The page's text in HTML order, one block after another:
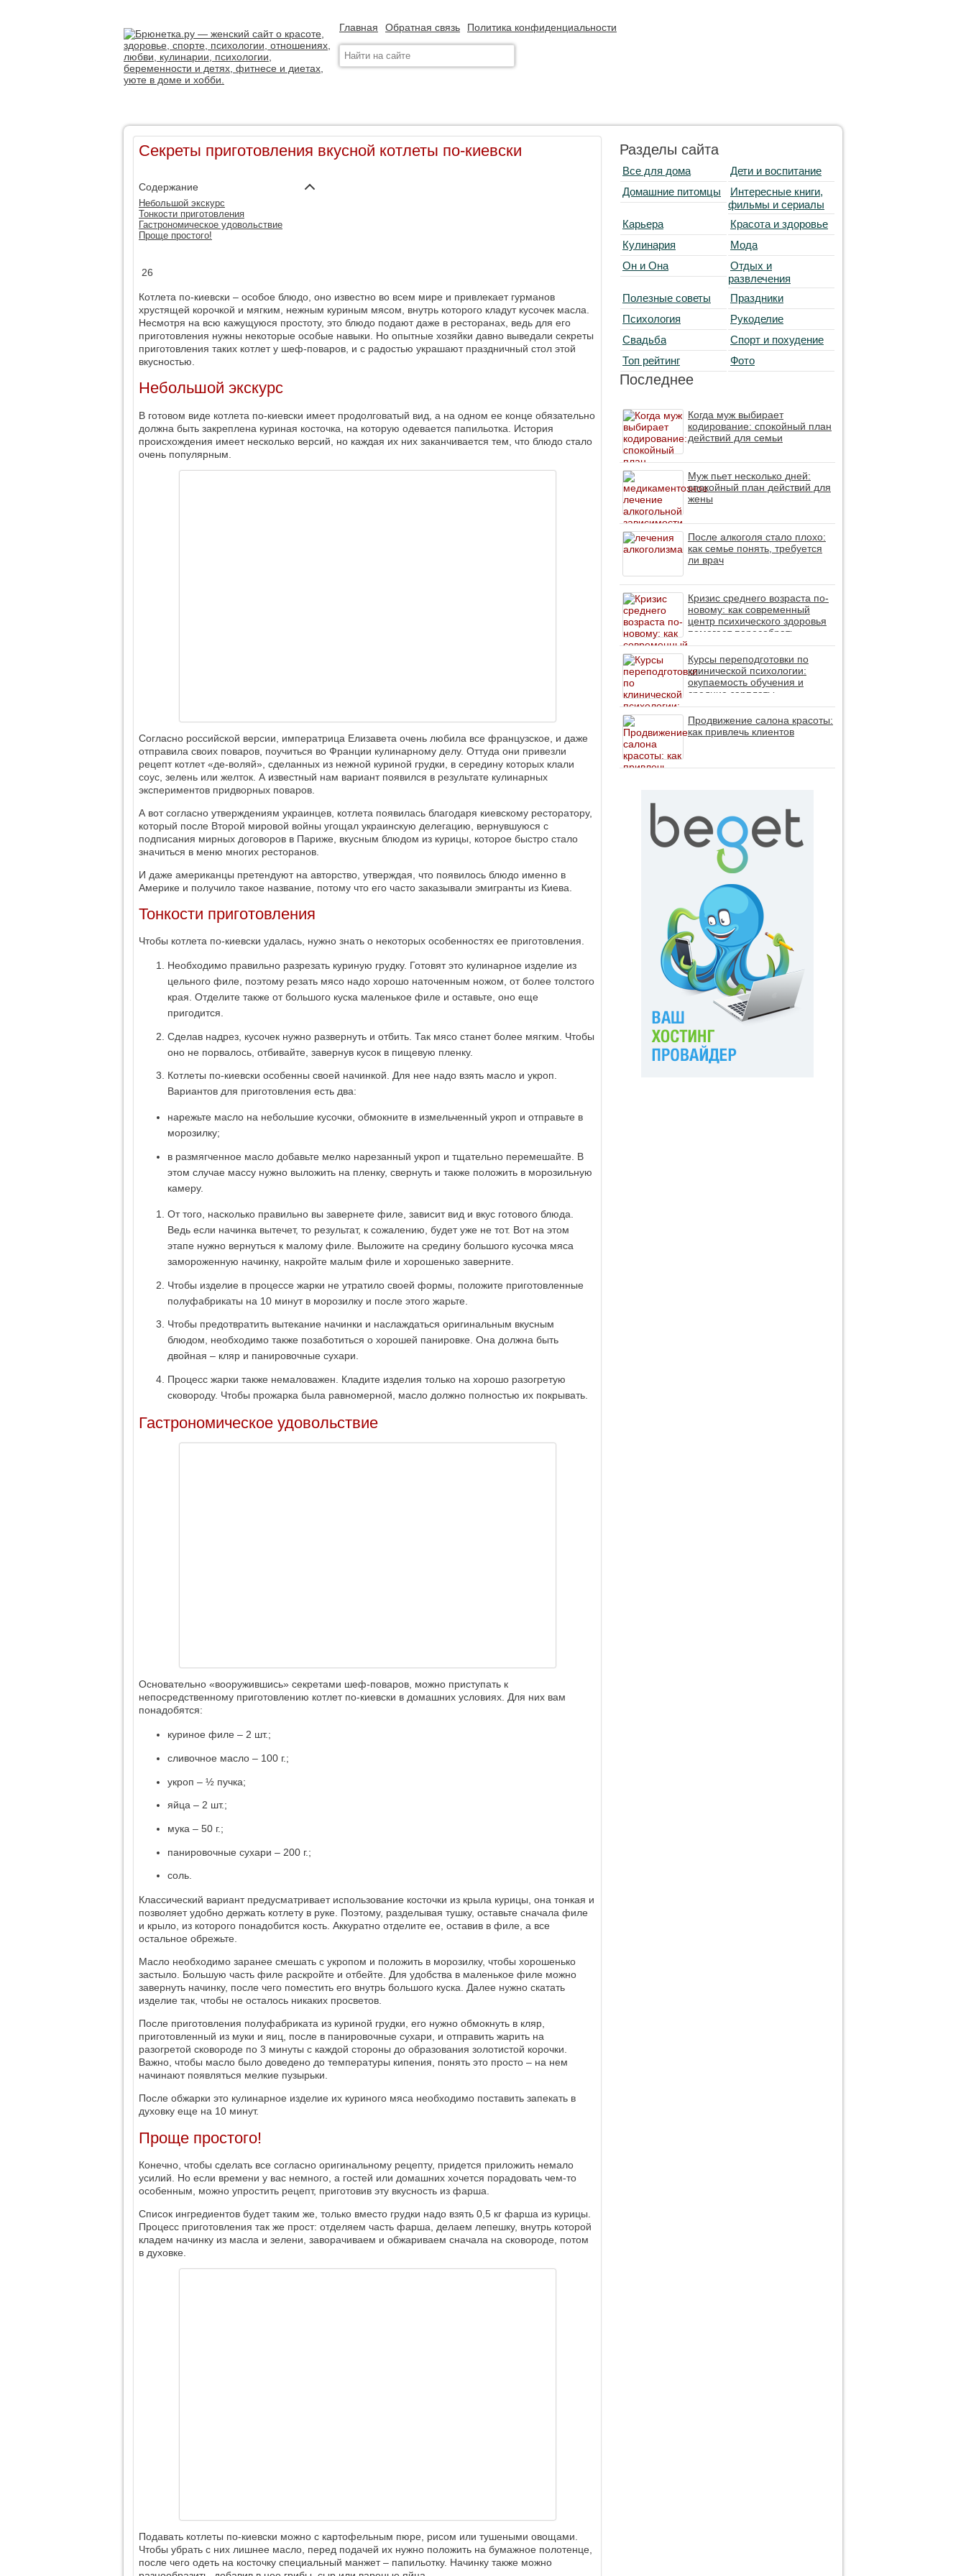
Главная Обратная связь Политика конфиденциальности
Секреты приготовления вкусной котлеты по-киевски
Содержание
Небольшой экскурс
Тонкости приготовления
Гастрономическое удовольствие
Проще простого!
26
Котлета по-киевски – особое блюдо, оно известно во всем мире и привлекает гурманов
хрустящей корочкой и мягким, нежным куриным мясом, внутрь которого кладут кусочек масла.
Несмотря на всю кажущуюся простоту, это блюдо подают даже в ресторанах, ведь для его
приготовления нужны некоторые особые навыки. Но опытные хозяйки давно выведали секреты
приготовления таких котлет у шеф-поваров, и с радостью украшают праздничный стол этой
вкусностью.
Небольшой экскурс
В готовом виде котлета по-киевски имеет продолговатый вид, а на одном ее конце обязательно
должна быть закреплена куриная косточка, на которую одевается папильотка. История
происхождения имеет несколько версий, но каждая их них заканчивается тем, что блюдо стало
очень популярным.
Согласно российской версии, императрица Елизавета очень любила все французское, и даже
отправила своих поваров, поучиться во Франции кулинарному делу. Оттуда они привезли
рецепт котлет «де-воляй», сделанных из нежной куриной грудки, в середину которых клали
соус, зелень или желток. А известный нам вариант появился в результате кулинарных
экспериментов придворных поваров.
А вот согласно утверждениям украинцев, котлета появилась благодаря киевскому ресторатору,
который после Второй мировой войны угощал украинскую делегацию, вернувшуюся с
подписания мирных договоров в Париже, вкусным блюдом из курицы, которое быстро стало
значиться в меню многих ресторанов.
И даже американцы претендуют на авторство, утверждая, что появилось блюдо именно в
Америке и получило такое название, потому что его часто заказывали эмигранты из Киева.
Тонкости приготовления
Чтобы котлета по-киевски удалась, нужно знать о некоторых особенностях ее приготовления.
Необходимо правильно разрезать куриную грудку. Готовят это кулинарное изделие из
цельного филе, поэтому резать мясо надо хорошо наточенным ножом, от более толстого
края. Отделите также от большого куска маленькое филе и оставьте, оно еще
пригодится.
Сделав надрез, кусочек нужно развернуть и отбить. Так мясо станет более мягким. Чтобы
оно не порвалось, отбивайте, завернув кусок в пищевую пленку.
Котлеты по-киевски особенны своей начинкой. Для нее надо взять масло и укроп.
Вариантов для приготовления есть два:
нарежьте масло на небольшие кусочки, обмокните в измельченный укроп и отправьте в
морозилку;
в размягченное масло добавьте мелко нарезанный укроп и тщательно перемешайте. В
этом случае массу нужно выложить на пленку, свернуть и также положить в морозильную
камеру.
От того, насколько правильно вы завернете филе, зависит вид и вкус готового блюда.
Ведь если начинка вытечет, то результат, к сожалению, будет уже не тот. Вот на этом
этапе нужно вернуться к малому филе. Выложите на средину большого кусочка мяса
замороженную начинку, накройте малым филе и хорошенько заверните.
Чтобы изделие в процессе жарки не утратило своей формы, положите приготовленные
полуфабрикаты на 10 минут в морозилку и после этого жарьте.
Чтобы предотвратить вытекание начинки и наслаждаться оригинальным вкусным
блюдом, необходимо также позаботиться о хорошей панировке. Она должна быть
двойная – кляр и панировочные сухари.
Процесс жарки также немаловажен. Кладите изделия только на хорошо разогретую
сковороду. Чтобы прожарка была равномерной, масло должно полностью их покрывать.
Гастрономическое удовольствие
Основательно «вооружившись» секретами шеф-поваров, можно приступать к
непосредственному приготовлению котлет по-киевски в домашних условиях. Для них вам
понадобятся:
куриное филе – 2 шт.;
сливочное масло – 100 г.;
укроп – ½ пучка;
яйца – 2 шт.;
мука – 50 г.;
панировочные сухари – 200 г.;
соль.
Классический вариант предусматривает использование косточки из крыла курицы, она тонкая и
позволяет удобно держать котлету в руке. Поэтому, разделывая тушку, оставьте сначала филе
и крыло, из которого понадобится кость. Аккуратно отделите ее, оставив в филе, а все
остальное обрежьте.
Масло необходимо заранее смешать с укропом и положить в морозилку, чтобы хорошенько
застыло. Большую часть филе раскройте и отбейте. Для удобства в маленькое филе можно
завернуть начинку, после чего поместить его внутрь большого куска. Далее нужно скатать
изделие так, чтобы не осталось никаких просветов.
После приготовления полуфабриката из куриной грудки, его нужно обмокнуть в кляр,
приготовленный из муки и яиц, после в панировочные сухари, и отправить жарить на
разогретой сковороде по 3 минуты с каждой стороны до образования золотистой корочки.
Важно, чтобы масло было доведено до температуры кипения, понять это просто – на нем
начинают появляться мелкие пузырьки.
После обжарки это кулинарное изделие их куриного мяса необходимо поставить запекать в
духовку еще на 10 минут.
Проще простого!
Конечно, чтобы сделать все согласно оригинальному рецепту, придется приложить немало
усилий. Но если времени у вас немного, а гостей или домашних хочется порадовать чем-то
особенным, можно упростить рецепт, приготовив эту вкусность из фарша.
Список ингредиентов будет таким же, только вместо грудки надо взять 0,5 кг фарша из курицы.
Процесс приготовления так же прост: отделяем часть фарша, делаем лепешку, внутрь которой
кладем начинку из масла и зелени, заворачиваем и обжариваем сначала на сковороде, потом
в духовке.
Подавать котлеты по-киевски можно с картофельным пюре, рисом или тушеными овощами.
Чтобы убрать с них лишнее масло, перед подачей их нужно положить на бумажное полотенце,
после чего одеть на косточку специальный манжет – папильотку. Начинку также можно
Разделы сайта
Все для дома
Дети и воспитание
Домашние питомцы
Интересные книги,
фильмы и сериалы
Карьера
Красота и здоровье
Кулинария
Мода
Он и Она
Отдых и
развлечения
Полезные советы
Праздники
Психология
Рукоделие
Свадьба
Спорт и похудение
Топ рейтинг
Фото
Последнее
Когда муж выбирает
кодирование: спокойный план
действий для семьи
Муж пьет несколько дней:
спокойный план действий для
жены
После алкоголя стало плохо:
как семье понять, требуется
ли врач
Кризис среднего возраста по-
новому: как современный
центр психического здоровья
помогает пересобрать
личность без таблеток (методы
ДПДГ и КПТ)
Курсы переподготовки по
клинической психологии:
окупаемость обучения и
средние зарплаты
специалистов в 2026 году
Продвижение салона красоты:
как привлечь клиентов